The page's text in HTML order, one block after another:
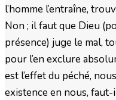
l’homme l’entraîne,
Non ; il faut que Dieu
présence) juge le mal,
pour l’en exclure
est l’effet du péché,
existence en nous,